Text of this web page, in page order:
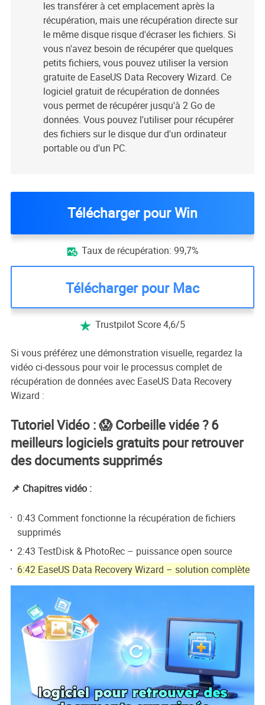
les transférer à cet emplacement après la
récupération, mais une récupération directe sur
le même disque risque d'écraser les fichiers. Si
vous n'avez besoin de récupérer que quelques
petits fichiers, vous pouvez utiliser la version
gratuite de EaseUS Data Recovery Wizard. Ce
logiciel gratuit de récupération de données
vous permet de récupérer jusqu'à 2 Go de
données. Vous pouvez l'utiliser pour récupérer
des fichiers sur le disque dur d'un ordinateur
portable ou d'un PC.
Télécharger pour Win
 Taux de récupération: 99,7%
Télécharger pour Mac
 Trustpilot Score 4,6/5
Si vous préférez une démonstration visuelle, regardez la
vidéo ci-dessous pour voir le processus complet de
récupération de données avec EaseUS Data Recovery
Wizard :
Tutoriel Vidéo : 😱 Corbeille vidée ? 6
meilleurs logiciels gratuits pour retrouver
des documents supprimés
📌 Chapitres vidéo :
0:43 Comment fonctionne la récupération de fichiers
supprimés
2:43 TestDisk & PhotoRec – puissance open source
6:42 EaseUS Data Recovery Wizard – solution complète